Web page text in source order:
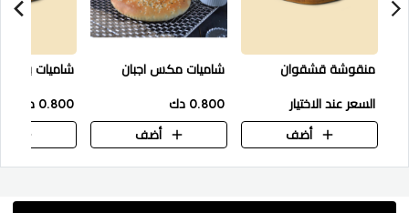
منقوشة قشقوان
السعر عند الاختيار
أضف
شاميات مكس اجبان
0.800 دك
أضف
شاميات بيتزا
0.800 دك